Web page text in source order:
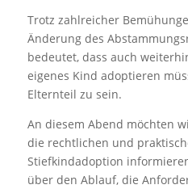
Trotz zahlreicher
Änderung des
bedeutet, dass auch
eigenes Kind adoptieren
Elternteil zu sein.
An diesem Abend möchten
die rechtlichen und
Stiefkindadoption
über den Ablauf, die